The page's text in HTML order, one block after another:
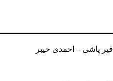
پاشی – احمدی خیبر